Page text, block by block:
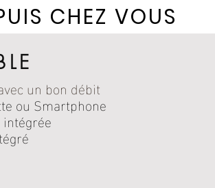
CHEZ VOUS
un bon débit
ou Smartphone